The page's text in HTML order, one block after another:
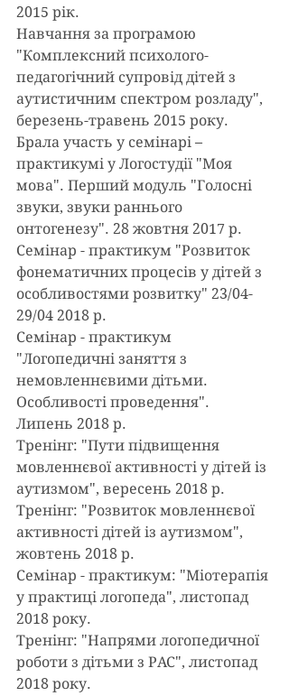
2015 рік.
Навчання за програмою
"Комплексний психолого-
педагогічний супровід дітей з
аутистичним спектром розладу",
березень-травень 2015 року.
Брала участь у семінарі –
практикумі у Логостудії "Моя
мова". Перший модуль "Голосні
звуки, звуки раннього
онтогенезу". 28 жовтня 2017 р.
Семінар - практикум "Розвиток
фонематичних процесів у дітей з
особливостями розвитку" 23/04-
29/04 2018 р.
Семінар - практикум
"Логопедичні заняття з
немовленнєвими дітьми.
Особливості проведення".
Липень 2018 р.
Тренінг: "Пути підвищення
мовленнєвої активності у дітей із
аутизмом", вересень 2018 р.
Тренінг: "Розвиток мовленнєвої
активності дітей із аутизмом",
жовтень 2018 р.
Семінар - практикум: "Міотерапія
у практиці логопеда", листопад
2018 року.
Тренінг: "Напрями логопедичної
роботи з дітьми з РАС", листопад
2018 року.